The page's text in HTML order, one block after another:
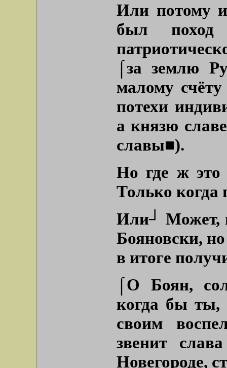
Или потому
был
⌠за землю
малому
потехи
а князю
славы■).
Но где ж это
Только когда
Или┘ Может,
Бояновски, но
в итоге
⌠О Боян,
когда бы ты,
своим
звенит
Новегороде,